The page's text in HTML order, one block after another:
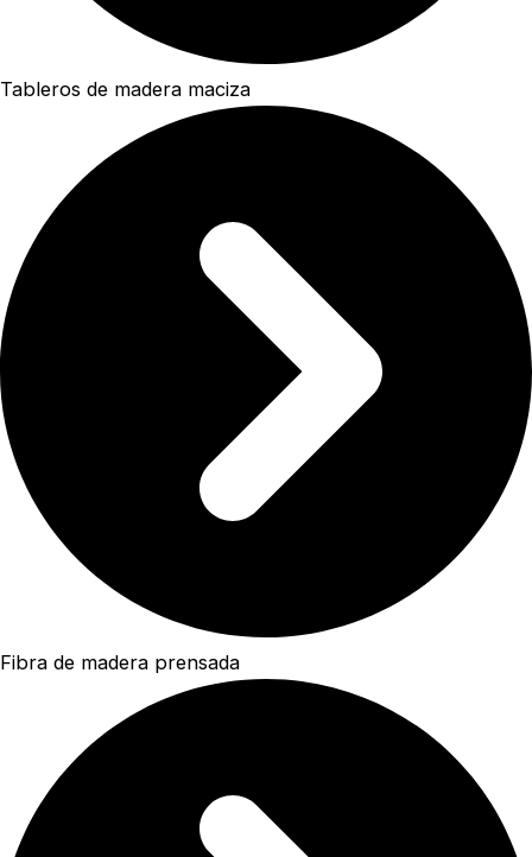
Tableros de madera maciza
Fibra de madera prensada